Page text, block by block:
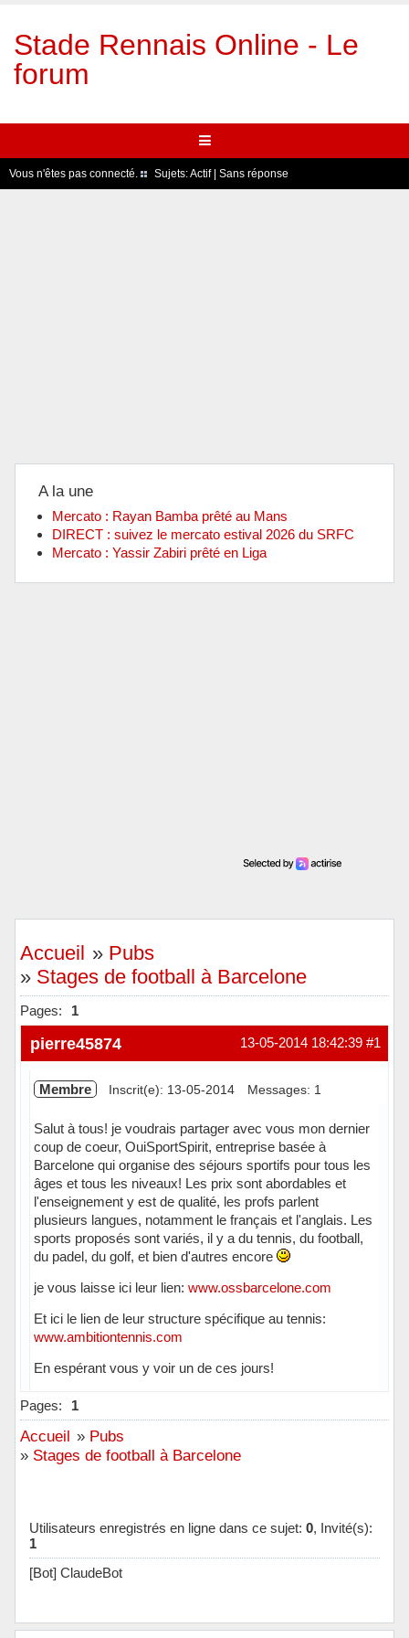
Stade Rennais Online - Le
forum
Vous n'êtes pas connecté. Sujets:Actif| Sans réponse
A la une
Mercato : Rayan Bamba prêté au Mans
DIRECT : suivez le mercato estival 2026 du SRFC
Mercato : Yassir Zabiri prêté en Liga
Accueil » Pubs
» Stages de football à Barcelone
Pages: 1
#1
13-05-2014 18:42:39
pierre45874
Membre Inscrit(e): 13-05-2014 Messages: 1
Salut à tous! je voudrais partager avec vous mon dernier
coup de coeur, OuiSportSpirit, entreprise basée à
Barcelone qui organise des séjours sportifs pour tous les
âges et tous les niveaux! Les prix sont abordables et
l'enseignement y est de qualité, les profs parlent
plusieurs langues, notamment le français et l'anglais. Les
sports proposés sont variés, il y a du tennis, du football,
du padel, du golf, et bien d'autres encore
je vous laisse ici leur lien: www.ossbarcelone.com
Et ici le lien de leur structure spécifique au tennis:
www.ambitiontennis.com
En espérant vous y voir un de ces jours!
Hors ligne
Pages: 1
Accueil » Pubs
» Stages de football à Barcelone
Utilisateurs enregistrés en ligne dans ce sujet: 0, Invité(s):
1
[Bot] ClaudeBot